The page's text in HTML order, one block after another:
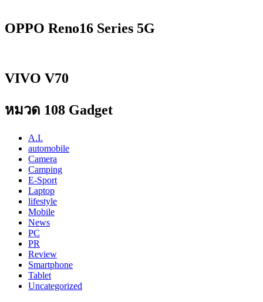
OPPO Reno16 Series 5G
VIVO V70
หมวด 108 Gadget
A.I.
automobile
Camera
Camping
E-Sport
Laptop
lifestyle
Mobile
News
PC
PR
Review
Smartphone
Tablet
Uncategorized